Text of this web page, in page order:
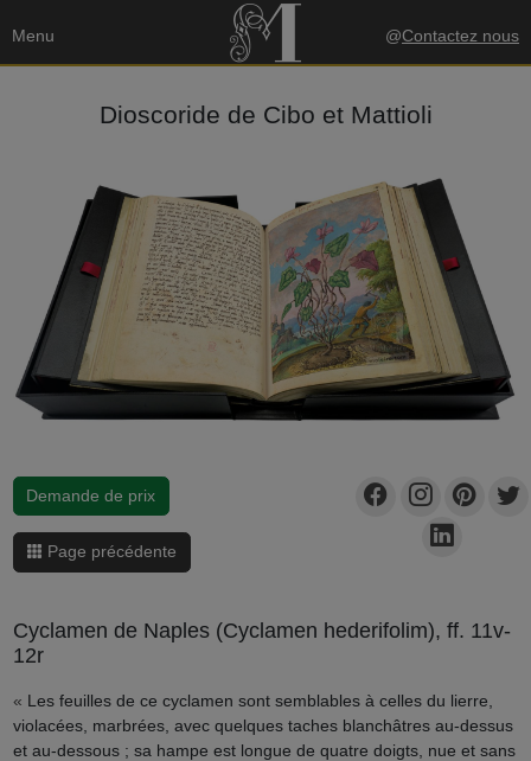
Menu @Contactez nous
Dioscoride de Cibo et Mattioli
Demande de prix
Page précédente
Cyclamen de Naples (Cyclamen hederifolim), ff. 11v-
12r
« Les feuilles de ce cyclamen sont semblables à celles du lierre,
violacées, marbrées, avec quelques taches blanchâtres au-dessus
et au-dessous ; sa hampe est longue de quatre doigts, nue et sans